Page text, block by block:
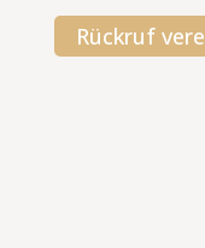
Rückruf